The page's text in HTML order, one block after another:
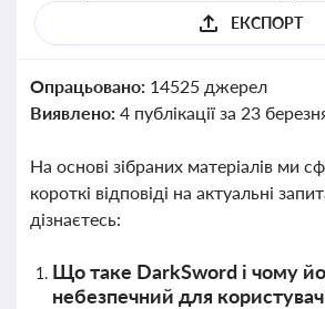
ЕКСПОРТ
Опрацьовано: 14525 джерел
Виявлено: 4 публікації за 23
На основі зібраних матеріалів ми
короткі відповіді на актуальні
дізнаєтесь:
Що таке DarkSword і чому
небезпечний для